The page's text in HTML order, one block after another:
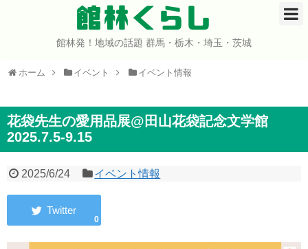
館林くらし
館林発！地域の話題 群馬・栃木・埼玉・茨城
ホーム イベント イベント情報
花袋先生の愛用品展@田山花袋記念文学館
2025.7.5-9.15
2025/6/24 イベント情報
0
ホーム
イベント
グルメ